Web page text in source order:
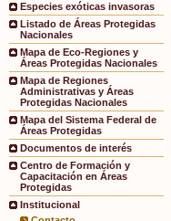
Especies exóticas invasoras
Listado de Áreas Protegidas
Nacionales
Mapa de Eco-Regiones y
Áreas Protegidas Nacionales
Mapa de Regiones
Administrativas y Áreas
Protegidas Nacionales
Mapa del Sistema Federal de
Áreas Protegidas
Documentos de interés
Centro de Formación y
Capacitación en Áreas
Protegidas
Institucional